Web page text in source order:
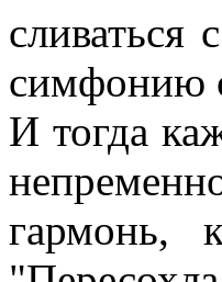
сливаться
симфонию
И тогда
гармонь,